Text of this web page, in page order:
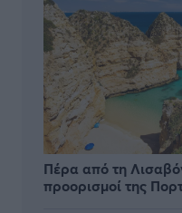
Πέρα από τη
προορισμοί της